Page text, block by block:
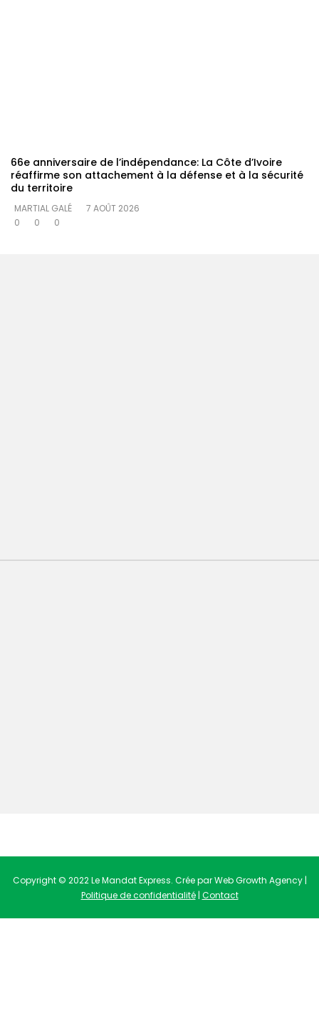
66e anniversaire de l’indépendance: La Côte d’Ivoire
réaffirme son attachement à la défense et à la sécurité
du territoire
MARTIAL GALÉ
7 AOÛT 2026
0
0 0
Copyright © 2022 Le Mandat Express. Crée par Web Growth Agency |
Politique de confidentialité| Contact